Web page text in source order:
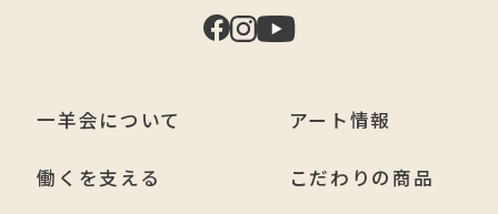
一羊会について
働くを支える
アート情報
こだわりの商品